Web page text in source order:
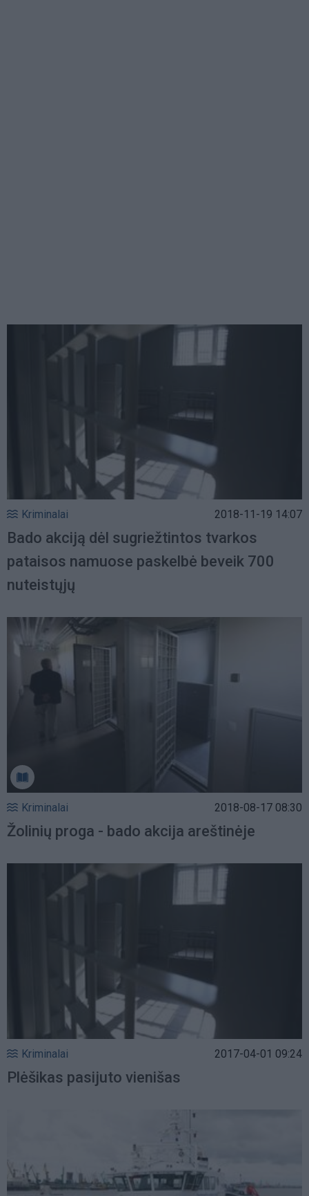
Kriminalai 2018-11-19 14:07
Bado akciją dėl sugriežtintos tvarkos
pataisos namuose paskelbė beveik 700
nuteistųjų
Kriminalai 2018-08-17 08:30
Žolinių proga - bado akcija areštinėje
Kriminalai 2017-04-01 09:24
Plėšikas pasijuto vienišas